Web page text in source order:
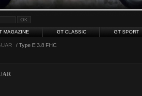
MAGAZINE GT CLASSIC GT SPORT
/ Type E 3.8 FHC